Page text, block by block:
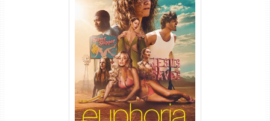
Euphoria 3ª Temporada
Torrent (2026) WEB-DL 1080p
Dual Áudio